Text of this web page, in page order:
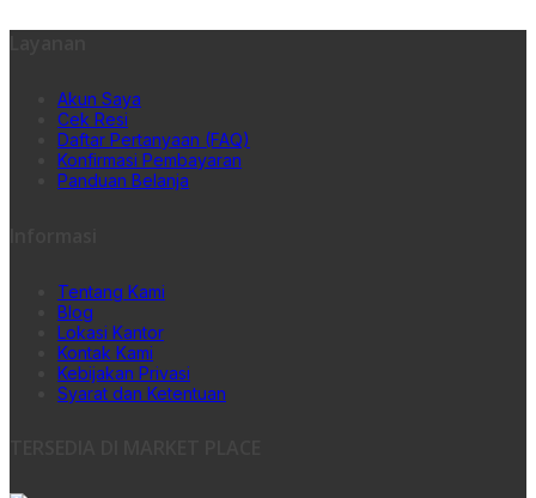
Akun Saya
Cek Resi
Daftar Pertanyaan (FAQ)
Konfirmasi Pembayaran
Panduan Belanja
Tentang Kami
Blog
Lokasi Kantor
Kontak Kami
Kebijakan Privasi
Syarat dan Ketentuan